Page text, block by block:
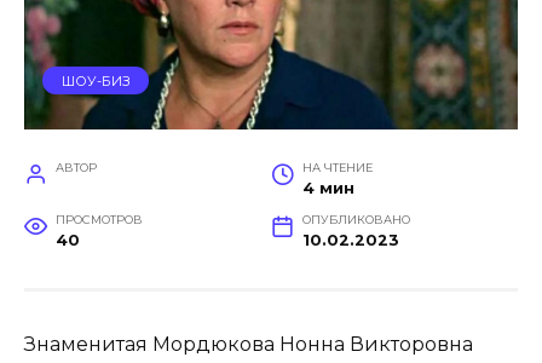
ШОУ-БИЗ
АВТОР НА ЧТЕНИЕ
4 мин
ПРОСМОТРОВ
40
ОПУБЛИКОВАНО
10.02.2023
Знаменитая Мордюкова Нонна Викторовна